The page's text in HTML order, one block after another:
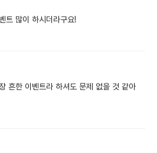
트 많이 하시더라구요!
흔한 이벤트라 하셔도 문제 없을 것 같아